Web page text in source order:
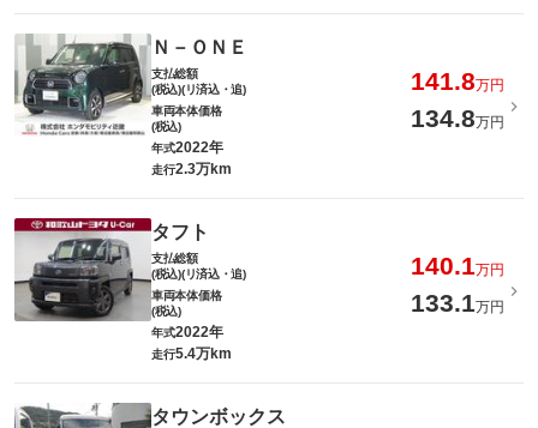
Ｎ－ＯＮＥ
支払総額
(税込)(リ済込・追)
141.8万円
車両本体価格
(税込)
134.8万円
年式2022年
走行2.3万km
タフト
支払総額
(税込)(リ済込・追)
140.1万円
車両本体価格
(税込)
133.1万円
年式2022年
走行5.4万km
タウンボックス